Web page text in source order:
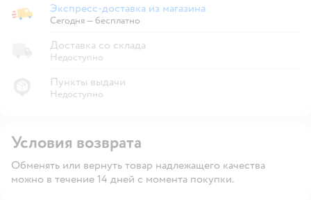
Экспресс-доставка из магазина
Экспресс-доставка из магазина
Сегодня—бесплатно
Доставка со склада
Недоступно
Пункты выдачи
Недоступно
Условия возврата
Обменять или вернуть товар надлежащего качества
можно в течение 14 дней с момента покупки.